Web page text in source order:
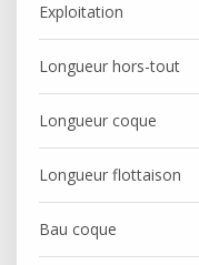
Exploitation
Longueur hors-tout
Longueur coque
Longueur flottaison
Bau coque